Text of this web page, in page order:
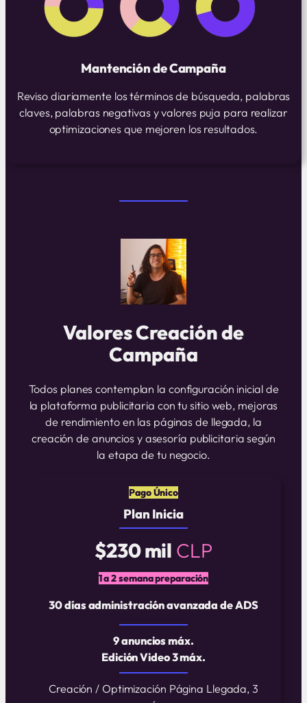
Mantención de Campaña
Reviso diariamente los términos de búsqueda, palabras
claves, palabras negativas y valores puja para realizar
optimizaciones que mejoren los resultados.
Valores Creación de
Campaña
Todos planes contemplan la configuración inicial de
la plataforma publicitaria con tu sitio web, mejoras
de rendimiento en las páginas de llegada, la
creación de anuncios y asesoría publicitaria según
la etapa de tu negocio.
Pago Único
Plan Inicia
$230 mil CLP
1 a 2 semana preparación
30 días administración avanzada de ADS
9 anuncios máx.
Edición Video 3 máx.
Creación / Optimización Página Llegada, 3